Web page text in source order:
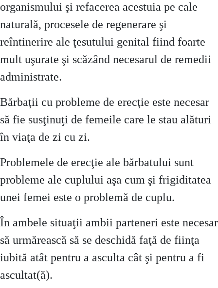
organismului şi refacerea acestuia pe cale
naturală, procesele de regenerare şi
reîntinerire ale ţesutului genital fiind foarte
mult uşurate şi scăzând necesarul de remedii
administrate.
Bărbaţii cu probleme de erecţie este necesar
să fie susţinuţi de femeile care le stau alături
în viaţa de zi cu zi.
Problemele de erecţie ale bărbatului sunt
probleme ale cuplului aşa cum şi frigiditatea
unei femei este o problemă de cuplu.
În ambele situaţii ambii parteneri este necesar
să urmărească să se deschidă faţă de fiinţa
iubită atât pentru a asculta cât şi pentru a fi
ascultat(ă).